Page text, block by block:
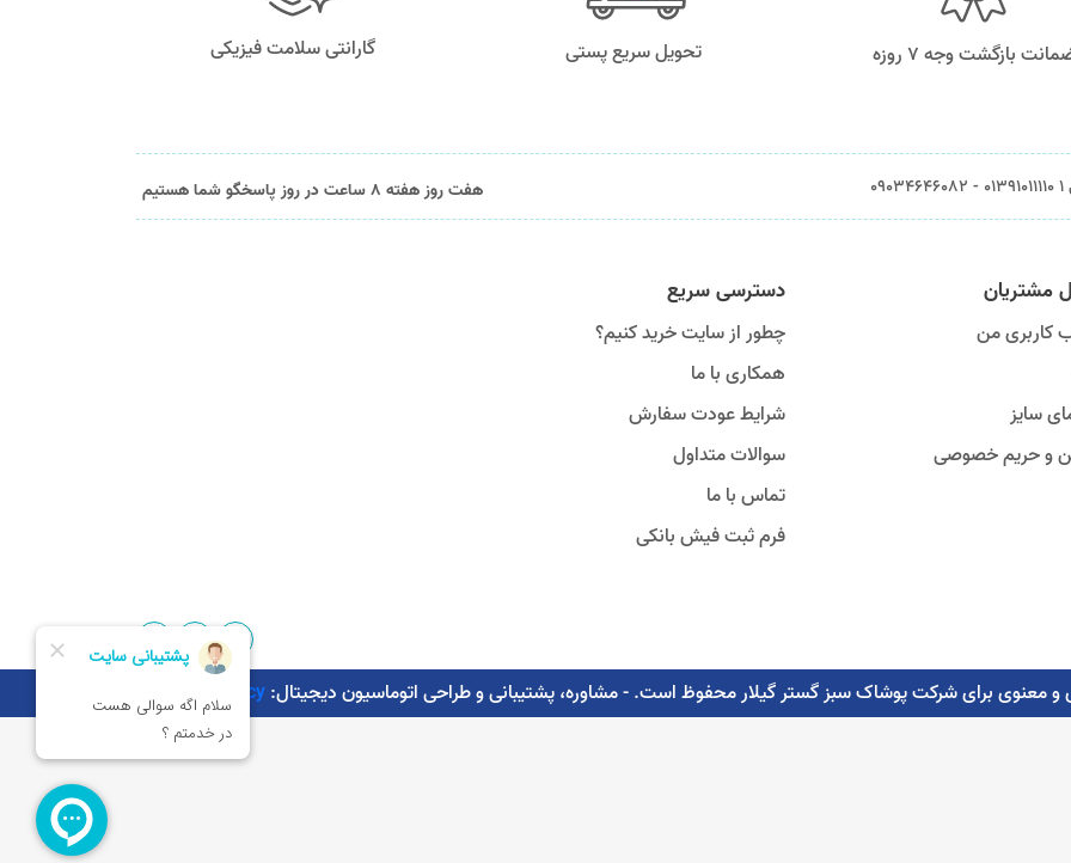
بازگشت وجه ۷ روزه تحویل سریع پستی گارانتی سلامت فیزیکی
هفت روز هفته 8 ساعت در روز پاسخگو شما هستیم
مشتریان
کاربری من
سایز
و حریم خصوصی
دسترسی سریع
چطور از سایت خرید کنیم؟
همکاری با ما
شرایط عودت سفارش
سوالات متداول
تماس با ما
فرم ثبت فیش بانکی
Kaman.agency